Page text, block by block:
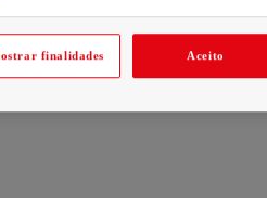
finalidades Aceito